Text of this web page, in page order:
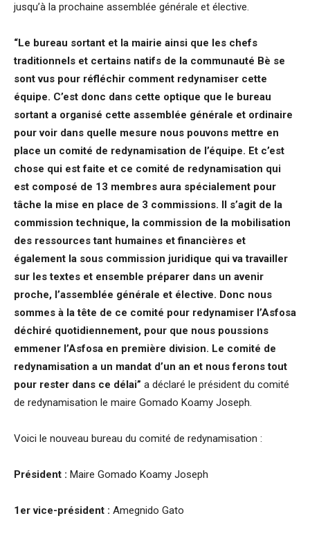
jusqu’à la prochaine assemblée générale et élective.
“Le bureau sortant et la mairie ainsi que les chefs
traditionnels et certains natifs de la communauté Bè se
sont vus pour réfléchir comment redynamiser cette
équipe. C’est donc dans cette optique que le bureau
sortant a organisé cette assemblée générale et ordinaire
pour voir dans quelle mesure nous pouvons mettre en
place un comité de redynamisation de l’équipe. Et c’est
chose qui est faite et ce comité de redynamisation qui
est composé de 13 membres aura spécialement pour
tâche la mise en place de 3 commissions. Il s’agit de la
commission technique, la commission de la mobilisation
des ressources tant humaines et financières et
également la sous commission juridique qui va travailler
sur les textes et ensemble préparer dans un avenir
proche, l’assemblée générale et élective. Donc nous
sommes à la tête de ce comité pour redynamiser l’Asfosa
déchiré quotidiennement, pour que nous poussions
emmener l’Asfosa en première division. Le comité de
redynamisation a un mandat d’un an et nous ferons tout
pour rester dans ce délai” a déclaré le président du comité
de redynamisation le maire Gomado Koamy Joseph.
Voici le nouveau bureau du comité de redynamisation :
Président : Maire Gomado Koamy Joseph
1er vice-président : Amegnido Gato